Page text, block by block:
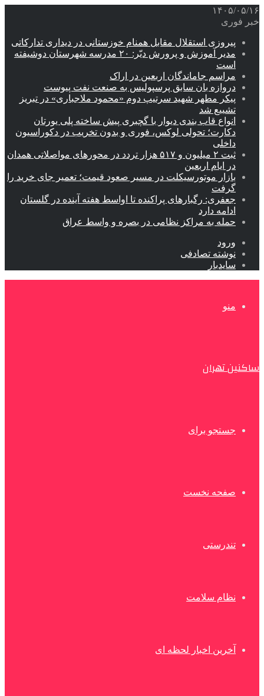
۱۴۰۵/۰۵/۱۶
خبر فوری
پیروزی استقلال مقابل همنام خوزستانی در دیداری تدارکاتی
مدیر آموزش و پرورش دیّر: ۲۰ مدرسه شهرستان دوشیفته
است
مراسم جاماندگان اربعین در اراک
دروازه بان سابق پرسپولیس به صنعت نفت پیوست
پیکر مطهر شهید سرتیپ دوم «محمود ملاجباری» در تبریز
تشییع شد
انواع قاب بندی دیوار با گچبری پیش ساخته پلی یورتان
دکارت؛ تحولی لوکس، فوری و بدون تخریب در دکوراسیون
داخلی
ثبت ۲ میلیون و ۵۱۷ هزار تردد در محورهای مواصلاتی همدان
در ایام اربعین
بازار موتورسیکلت در مسیر صعود قیمت؛ تعمیر جای خرید را
گرفت
جعفری: رگبارهای پراکنده تا اواسط هفته آینده در گلستان
ادامه دارد
حمله به مراکز نظامی در بصره و واسط عراق
ورود
نوشته تصادفی
سایدبار
منو
ساکنین تهران
جستجو برای
صفحه نخست
تندرستی
نظام سلامت
آخرین اخبار لحظه ای